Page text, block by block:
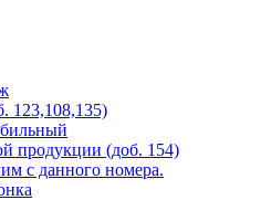
123,108,135)
продукции (доб. 154)
с данного номера.